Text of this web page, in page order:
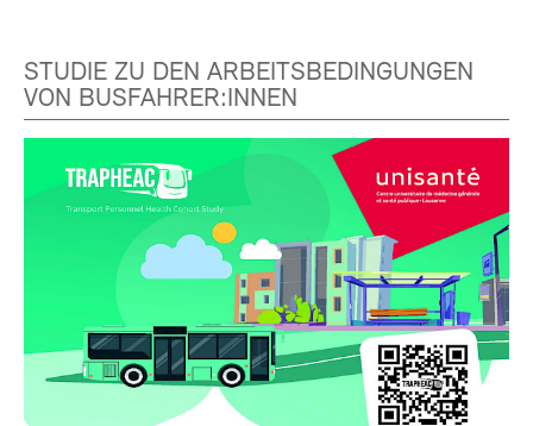
STUDIE ZU DEN ARBEITSBEDINGUNGEN
VON BUSFAHRER:INNEN